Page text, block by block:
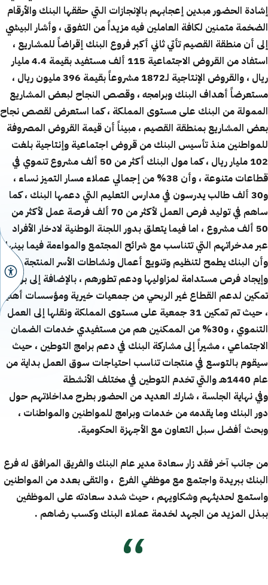
إشادة الحضور مبدين إعجابهم بالإنجازات التي حققها البنك والأرقام
الضخمة متمنين لكافة العاملين فيه مزيداً من التفوق ، وأشار البيشي
إلى أن منطقة القصيم تأتي ثاني أكبر فروع البنك إقراضاً للمشاريع ،
استفاد من القروض الاجتماعية 115 ألف مستفيد بقيمة 4.4 مليار
ريال ، والقروض الإنتاجية لـ1872 مشروعاً بقيمة 396 مليون ريال ،
مستعرضاً أهداف البنك وبرامجه ، وقصص النجاح لبعض المشاريع
الممولة من البنك على مستوى المملكة ، كما استعرض لقصص نجاح
بعض المشاريع بمنطقة القصيم ، مبيناً أن قيمة القروض المصروفة
للمواطنين منذ تأسيس البنك من قروض اجتماعية وإنتاجية بلغت
102 مليار ريال ، كما مول البنك أكثر من 50 ألف مشروع تنموي في
قطاعات متنوعة ، وأن 38% من إجمالي عملاء مسار التميز نساء ،
و30 ألف طالب يدرسون في مدارس التعليم التي دعمها البنك ، كما
ساهم في توليد فرص العمل لأكثر من 70 ألف فرصة عمل لأكثر من
50 ألف مشروع ، اما فيما يتعلق بدور اللجنة الوطنية لادخار الأفراد
عبر مدخراتهم التي تتناسب مع شرائح المجتمع والمواءمة فيما بينها ،
وأن البنك يطمح لتنظيم وتنويع أعمال ونشاطات الأسر المنتجة
وإيجاد فرص مستدامة لمزاوليها ودعم تطورهم ، بالإضافة إلى برنامج
تمكين لدعم القطاع غير الربحي من جمعيات خيرية ومؤسسات أهلية
، حيث تم تمكين 31 جمعية على مستوى المملكة ونقلها إلى العمل
التنموي ، و30% من الممكنين هم من مستفيدي خدمات الضمان
الاجتماعي ، مشيراً إلى مشاركة البنك في دعم برامج التوطين ، حيث
سيقوم بالتوسع في منتجات تناسب احتياجات سوق العمل بداية من
عام 1440هـ والتي تخدم التوطين في مختلف الأنشطة
وفي نهاية الجلسة ، شارك العديد من الحضور بطرح مداخلاتهم حول
دور البنك وما يقدمه من خدمات وبرامج للمواطنين والمواطنات ،
وبحث أفضل سبل التعاون مع الأجهزة الحكومية.
من جانب آخر فقد زار سعادة مدير عام البنك والفريق المرافق له فرع
البنك ببريدة واجتمع مع موظفي الفرع ، والتقى بعدد من المواطنين
واستمع لحديثهم وشكاويهم ، حيث شدد سعادته على الموظفين
ببذل المزيد من الجهد لخدمة عملاء البنك وكسب رضاهم .